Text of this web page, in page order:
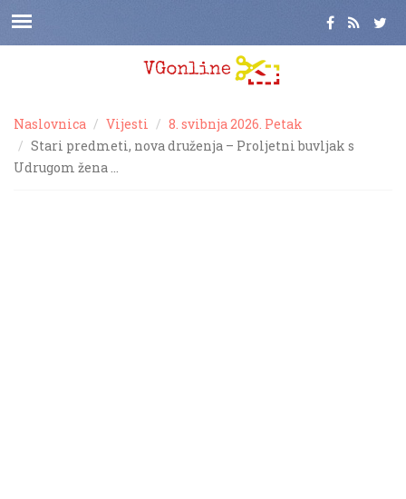
Naslovnica Vijesti
8. svibnja 2026. Petak
Stari predmeti, nova druženja – Proljetni buvljak s
Udrugom žena …